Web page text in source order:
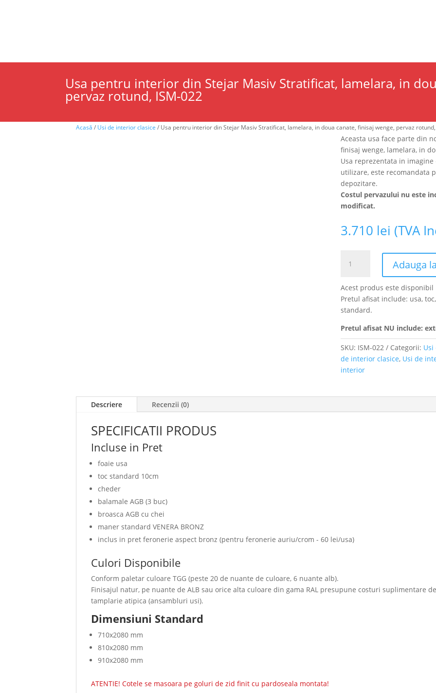
Usa pentru interior din Stejar Masiv Stratificat, lamelara, in
pervaz rotund, ISM-022
Acasă / Usi de interior clasice / Usa pentru interior din Stejar Masiv Stratificat, lamelara, in doua canate, finisaj wenge, pervaz
Aceasta usa face parte din
finisaj wenge, lamelara, in
Usa reprezentata in
utilizare, este recomandata
depozitare.
Costul pervazului nu este
modificat.
3.710 lei (TVA
Usa
interior
din
Stejar
Stratificat,
lamelara,
in
doua
pervaz
Adauga
Acest produs este
Pretul afisat include: usa,
standard.
Pretul afisat NU include:
SKU: ISM-022 Categorii:
de interior clasice, Usi de
interior
Descriere Recenzii (0)
SPECIFICATII PRODUS
Incluse in Pret
foaie usa
toc standard 10cm
cheder
balamale AGB (3 buc)
broasca AGB cu chei
maner standard VENERA BRONZ
inclus in pret feronerie aspect bronz (pentru feronerie auriu/crom - 60 lei/usa)
Culori Disponibile
Conform paletar culoare TGG (peste 20 de nuante de culoare, 6 nuante alb).
Finisajul natur, pe nuante de ALB sau orice alta culoare din gama RAL presupune costuri suplimentare
tamplarie atipica (ansambluri usi).
Dimensiuni Standard
710x2080 mm
810x2080 mm
910x2080 mm
ATENTIE! Cotele se masoara pe goluri de zid finit cu pardoseala montata!